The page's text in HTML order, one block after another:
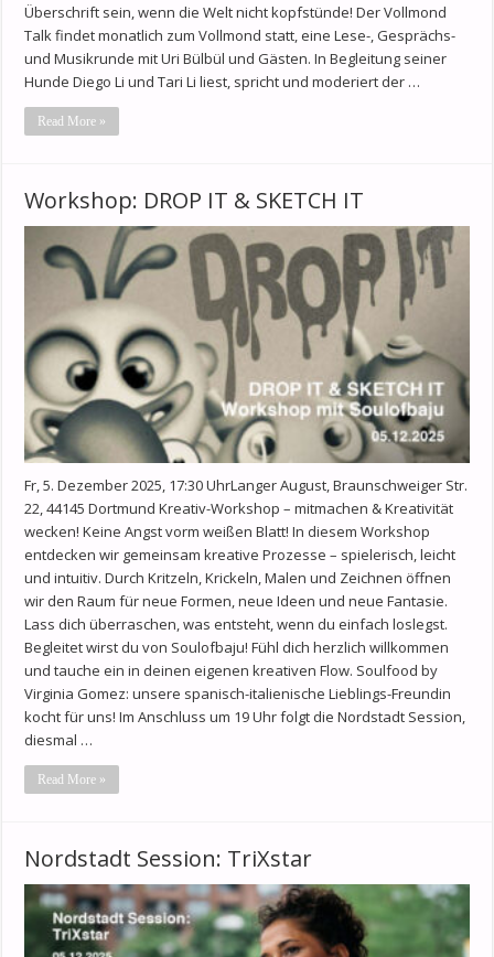
Überschrift sein, wenn die Welt nicht kopfstünde! Der Vollmond
Talk findet monatlich zum Vollmond statt, eine Lese-, Gesprächs-
und Musikrunde mit Uri Bülbül und Gästen. In Begleitung seiner
Hunde Diego Li und Tari Li liest, spricht und moderiert der …
Read More »
Workshop: DROP IT & SKETCH IT
Fr, 5. Dezember 2025, 17:30 UhrLanger August, Braunschweiger Str.
22, 44145 Dortmund Kreativ-Workshop – mitmachen & Kreativität
wecken! Keine Angst vorm weißen Blatt! In diesem Workshop
entdecken wir gemeinsam kreative Prozesse – spielerisch, leicht
und intuitiv. Durch Kritzeln, Krickeln, Malen und Zeichnen öffnen
wir den Raum für neue Formen, neue Ideen und neue Fantasie.
Lass dich überraschen, was entsteht, wenn du einfach loslegst.
Begleitet wirst du von Soulofbaju! Fühl dich herzlich willkommen
und tauche ein in deinen eigenen kreativen Flow. Soulfood by
Virginia Gomez: unsere spanisch-italienische Lieblings-Freundin
kocht für uns! Im Anschluss um 19 Uhr folgt die Nordstadt Session,
diesmal …
Read More »
Nordstadt Session: TriXstar